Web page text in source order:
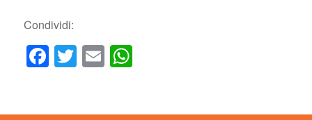
Condividi:
Facebook
Twitter
EmailWhatsApp